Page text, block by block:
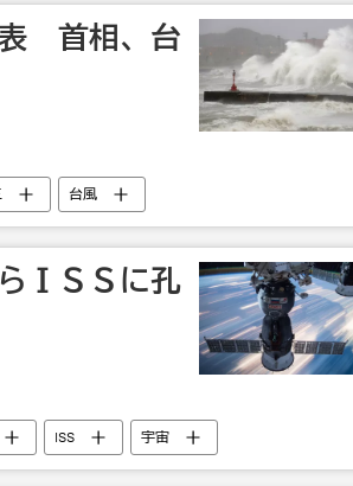
表 首相、台
台風
ＩＳＳに孔
ISS
宇宙